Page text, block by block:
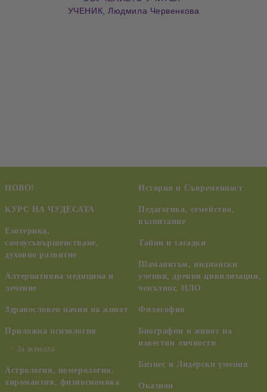
УЧЕНИК, Людмила Червенкова
НОВО!
КУРС НА ЧУДЕСАТА
Езотерика,
самоусъвършенстване,
духовно развитие
Алтернативна медицина и
лечение
Здравословен начин на живот
Приложна психология
За жената
Астрология, номерология,
хиромантия, физиогномика
История и Съвременност
Педагогика, семейство,
възпитание
Тайни и загадки
Шаманизъм, индиански
учения, древни цивилизации,
ченълинг, НЛО
Философия
Биографии и живот на
известни личности
Бизнес и Лидерски умения
Оказион